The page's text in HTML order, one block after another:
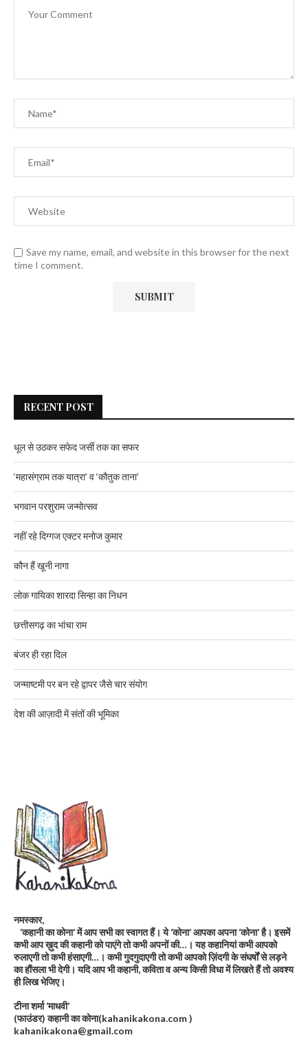
Save my name, email, and website in this browser for the next
time I comment.
RECENT POST
धूल से उठकर सफेद जर्सी तक का सफर
‘महासंग्राम तक यात्रा’ व ‘कौतुक ताना’
भगवान परशुराम जन्मोत्सव
नहीं रहे दिग्गज एक्टर मनोज कुमार
कौन हैं खूनी नागा
लोक गायिका शारदा सिन्हा का निधन
छत्तीसगढ़ का भांचा राम
बंजर ही रहा दिल
जन्माष्टमी पर बन रहे द्वापर जैसे चार संयोग
देश की आज़ादी में संतों की भूमिका
नमस्कार,
‘कहानी का कोना’ में आप सभी का स्वागत हैं। ये ‘कोना’ आपका अपना ‘कोना’ है। इसमें
कभी आप ख़ुद की कहानी को पाएंगे तो कभी अपनों की…। यह कहानियां कभी आपको
रुलाएगी तो कभी हंसाएगी…। कभी गुदगुदाएगी तो कभी आपको ज़िंदगी के संघर्षों से लड़ने
का हौंसला भी देगी। यदि आप भी कहानी, कविता व अन्य किसी विधा में लिखते हैं तो अवश्य
ही लिख भेजिए।
टीना शर्मा ‘माधवी’
(फाउंडर) कहानी का कोना(kahanikakona.com )
kahanikakona@gmail.com